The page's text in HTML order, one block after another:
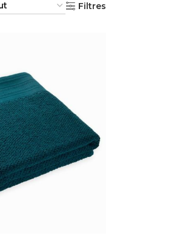
Filtres